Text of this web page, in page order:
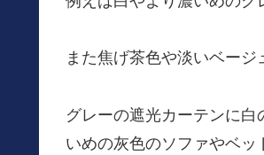
また焦げ茶色や淡いベージ
グレーの遮光カーテンに
いめの灰色のソファやベ